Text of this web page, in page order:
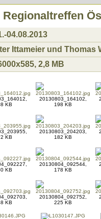
Regionaltreffen
04.08.2013
Ittameier und
KB
20130803_164102,
198 KB
KB
20130803_204203,
182 KB
KB
20130804_092544,
178 KB
KB
20130804_092752,
225 KB